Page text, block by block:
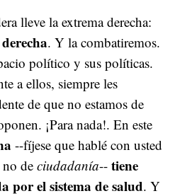
lleve la extrema derecha:
. Y la combatiremos.
político y sus políticas.
a ellos, siempre les
de que no estamos de
¡Para nada!. En este
--fíjese que hablé con usted
no deciudadanía-- tiene
por el sistema de salud. Y